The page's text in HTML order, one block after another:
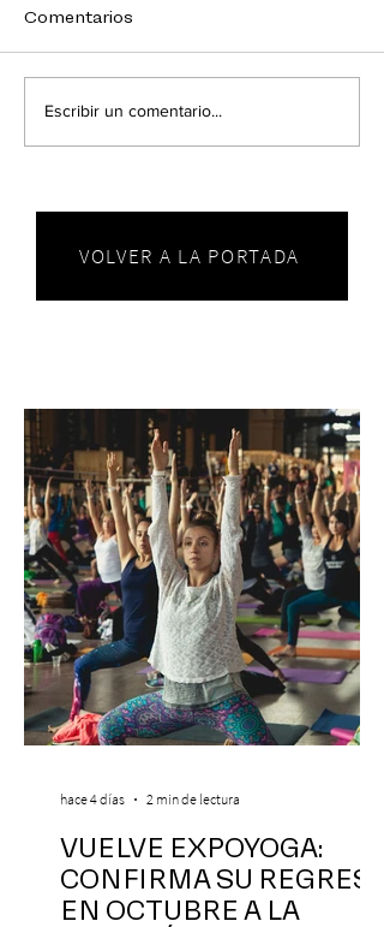
Comentarios
Escribir un comentario...
VOLVER A LA PORTADA
VUELVE EXPOYOGA:
CONFIRMA SU REGRESO
EN OCTUBRE A LA
hace 4 días 2 min de lectura